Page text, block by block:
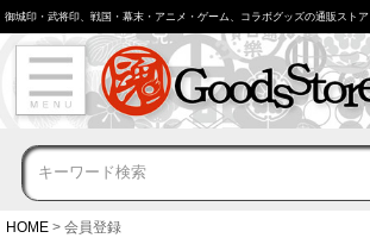
御城印・武将印、戦国・幕末・アニメ・ゲーム、コラボグッズの通販ストア
HOME 会員登録